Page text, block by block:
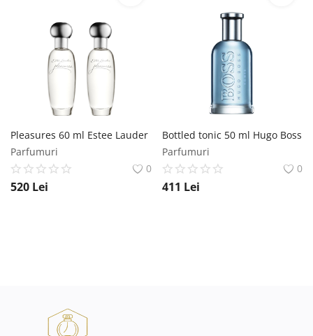
Pleasures 60 ml Estee Lauder
Parfumuri
0
520 Lei
Bottled tonic 50 ml Hugo Boss
Parfumuri
0
411 Lei